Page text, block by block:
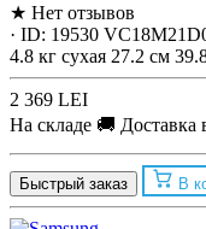
★ Нет отзывов
· ID: 19530
4.8 кг сухая 27.2 см
2 369 LEI
На складе 🚚 Доставка
Быстрый заказ В